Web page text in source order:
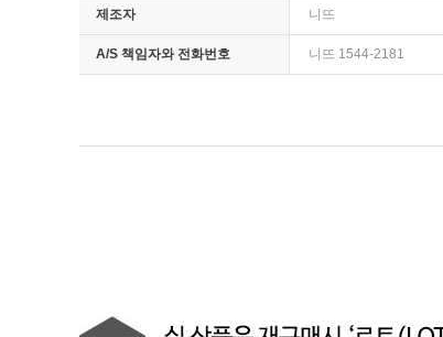
제조자 니뜨
A/S 책임자와 전화번호 니뜨 1544-2181